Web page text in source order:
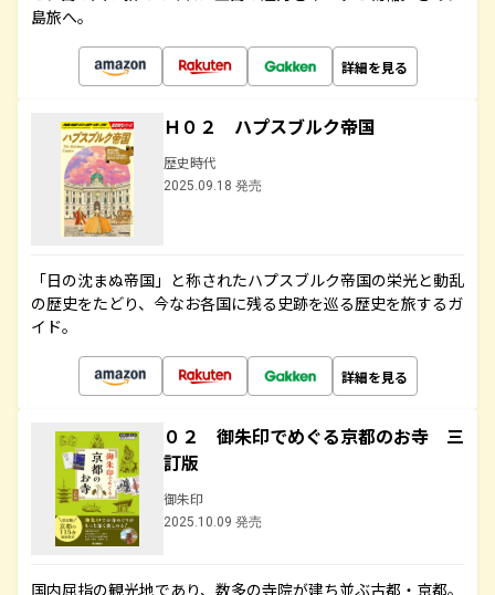
島旅へ。
詳細を見る
Ｈ０２ ハプスブルク帝国
歴史時代
2025.09.18 発売
「日の沈まぬ帝国」と称されたハプスブルク帝国の栄光と動乱
の歴史をたどり、今なお各国に残る史跡を巡る歴史を旅するガ
イド。
詳細を見る
０２ 御朱印でめぐる京都のお寺 三
訂版
御朱印
2025.10.09 発売
国内屈指の観光地であり、数多の寺院が建ち並ぶ古都・京都。